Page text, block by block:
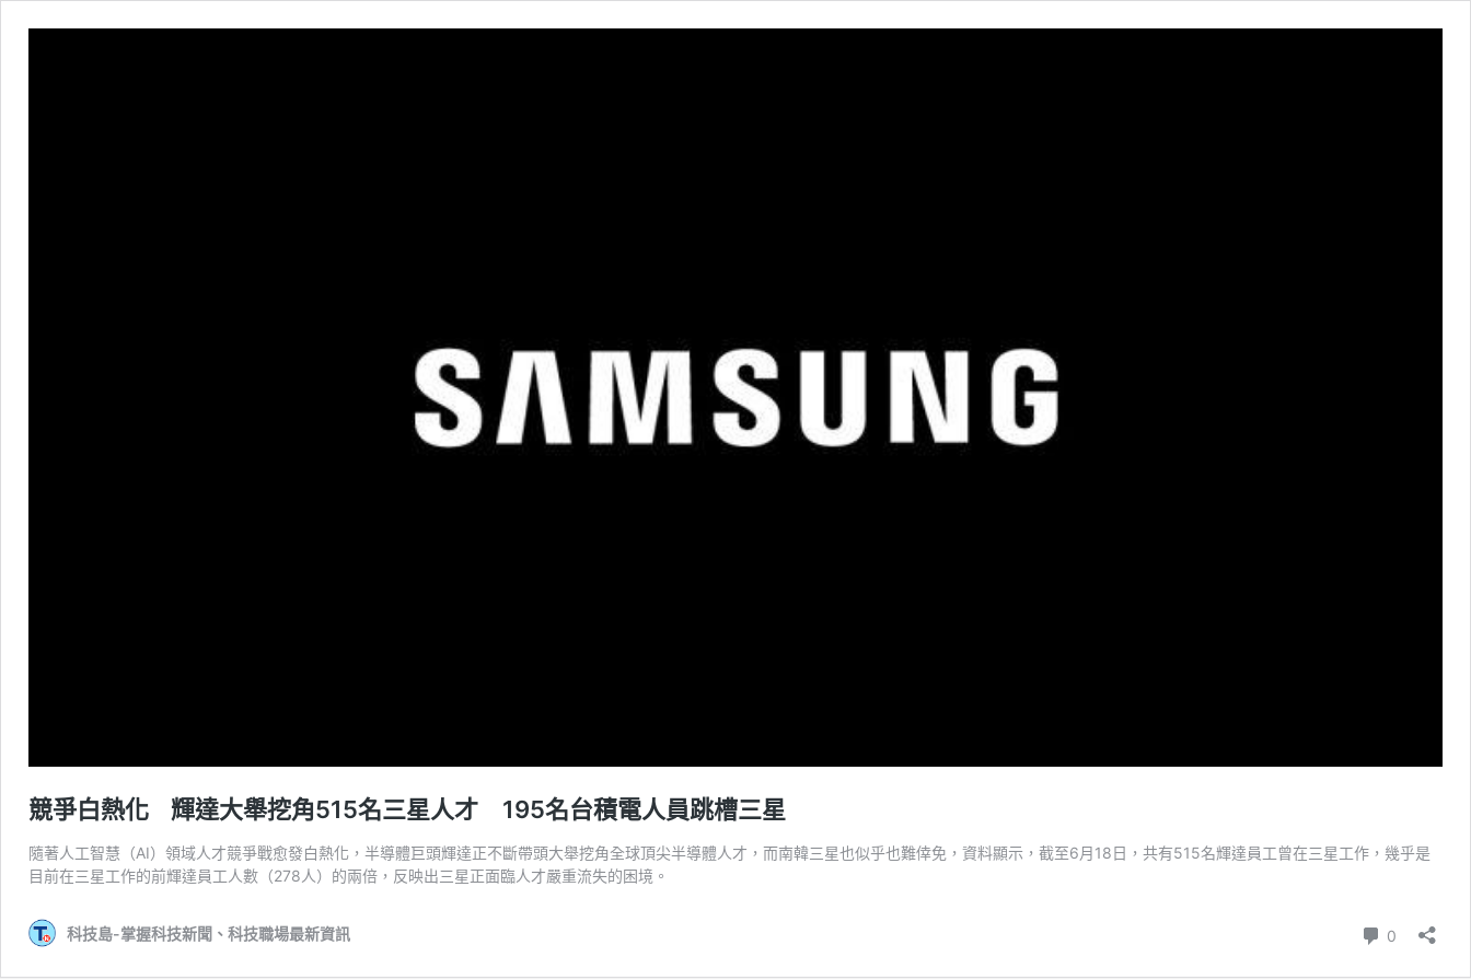
競爭白熱化 輝達大舉挖角515名三星人才 195名台積電人員跳槽三星
隨著人工智慧（AI）領域人才競爭戰愈發白熱化，半導體巨頭輝達正不斷帶頭大舉挖角全球頂尖半導體人才，而南韓三星也似乎也難倖免，資料顯示，截至6月18日，共有515名輝達員工曾在三星工作，幾乎是
目前在三星工作的前輝達員工人數（278人）的兩倍，反映出三星正面臨人才嚴重流失的困境。
科技島-掌握科技新聞、科技職場最新資訊 0 則留言